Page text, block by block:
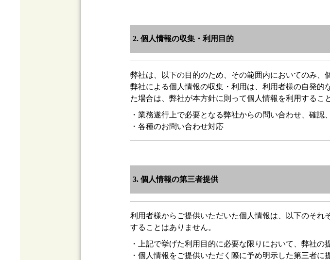
2. 個人情報の収集・利用目的
弊社は、以下の目的のため、その範囲内においてのみ、
弊社による個人情報の収集・利用は、利用者様の自発
た場合は、弊社が本方針に則って個人情報を利用するこ
・業務遂行上で必要となる弊社からの問い合わせ、確
・各種のお問い合わせ対応
3. 個人情報の第三者提供
利用者様からご提供いただいた個人情報は、以下のそ
することはありません。
・上記で挙げた利用目的に必要な限りにおいて、弊社の
・個人情報をご提供いただく際に予め明示した第三者に